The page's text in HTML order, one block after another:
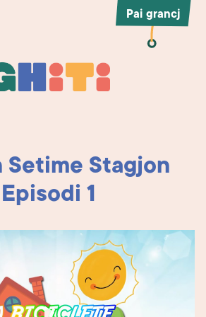
Pai grancj
Setime Stagjon
Episodi 1